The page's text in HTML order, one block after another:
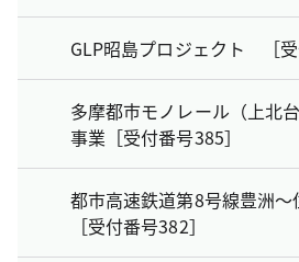
GLP昭島プロジェクト ［受
多摩都市モノレール（上北
事業［受付番号385］
都市高速鉄道第8号線豊洲
［受付番号382］